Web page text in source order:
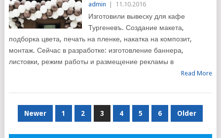
admin 11.10.2016
Изготовили вывеску для кафе
Тургеневъ. Создание макета,
подборка цвета, печать на пленке, накатка на композит,
монтаж. Сейчас в разработке: изготовление баннера,
листовки, режим работы и размещение рекламы в
Read More
НАВИГАЦИЯ
Newer 1 2 3 4 5 6 Older